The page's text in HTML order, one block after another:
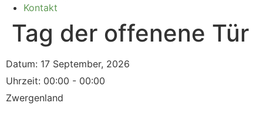
Kontakt
Tag der offenene Tür
Datum: 17 September, 2026
Uhrzeit: 00:00 - 00:00
Zwergenland